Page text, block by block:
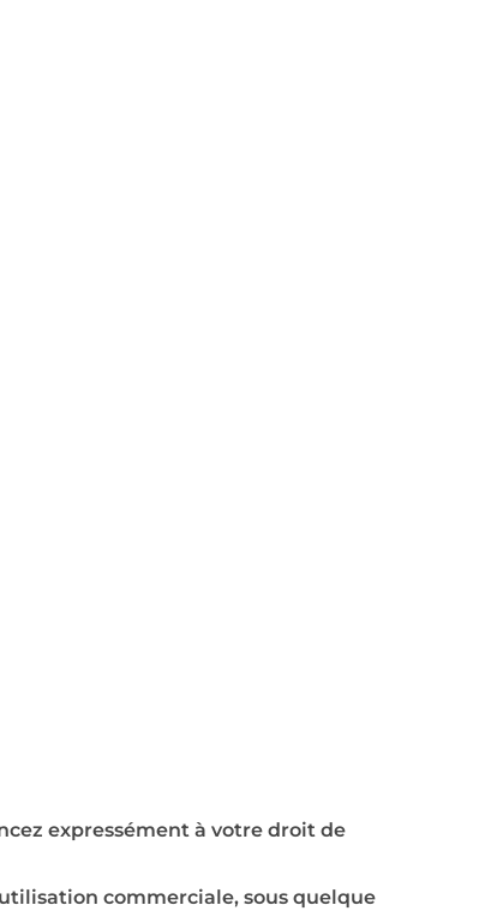
expressément à votre droit de
commerciale, sous quelque